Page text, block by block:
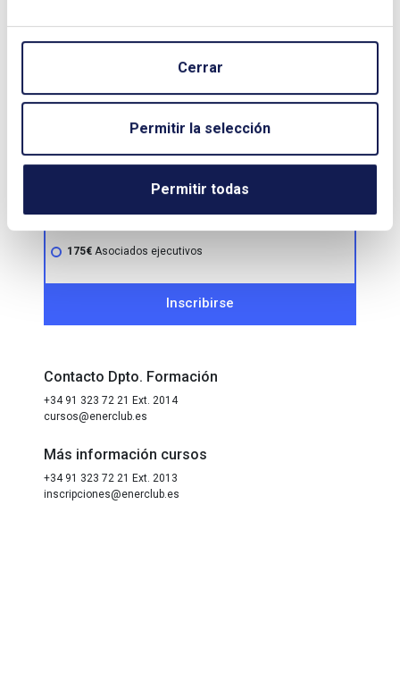
Cerrar
Permitir la selección
Permitir todas
MATRÍCULA
210€Socio individual, menos de 5 años de antigüedad
Empresas asociadas
175€Socio individual, con al menos 5 años de
Empresas de colaboración especial
175€ Asociados ejecutivos
Inscribirse
Contacto Dpto. Formación
+34 91 323 72 21 Ext. 2014
cursos@enerclub.es
Más información cursos
+34 91 323 72 21 Ext. 2013
inscripciones@enerclub.es